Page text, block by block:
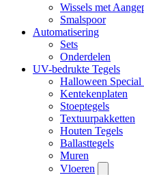
Wissels met
Smalspoor
Automatisering
Sets
Onderdelen
UV-bedrukte Tegels
Halloween Special
Kentekenplaten
Stoeptegels
Textuurpakketten
Houten Tegels
Ballasttegels
Muren
Vloeren